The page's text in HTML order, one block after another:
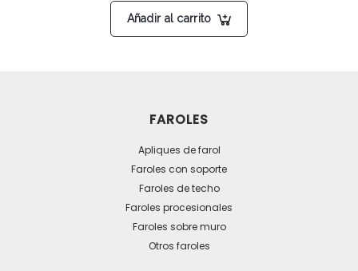
Añadir al carrito
FAROLES
Apliques de farol
Faroles con soporte
Faroles de techo
Faroles procesionales
Faroles sobre muro
Otros faroles